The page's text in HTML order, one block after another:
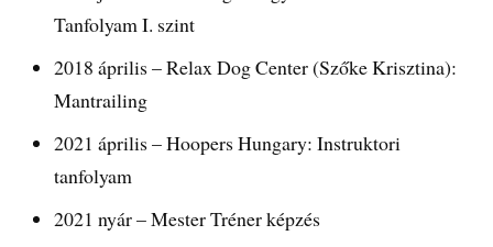
Tanfolyam I. szint
2018 április – Relax Dog Center (Szőke Krisztina):
Mantrailing
2021 április – Hoopers Hungary: Instruktori
tanfolyam
2021 nyár – Mester Tréner képzés